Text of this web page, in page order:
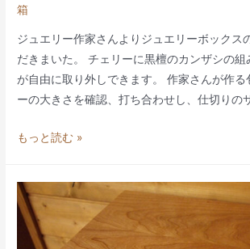
箱
ジュエリー作家さんよりジュエリーボックス
だきまいた。 チェリーに黒檀のカンザシの組
が自由に取り外しできます。 作家さんが作る
ーの大きさを確認、打ち合わせし、仕切りの
チ
ー・
ジ
もっと読む »